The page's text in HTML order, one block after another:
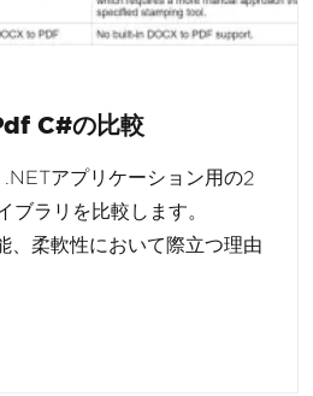
C#の比較
アプリケーション用の2
ラリを比較します。
、柔軟性において際立つ理由